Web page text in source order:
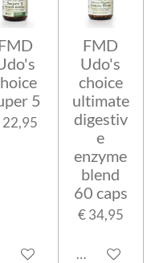
5
22,95
winkelwagen
FMD
Udo's
choice
ultimate
digestiv
e
enzyme
blend
60 caps
€ 34,95
In